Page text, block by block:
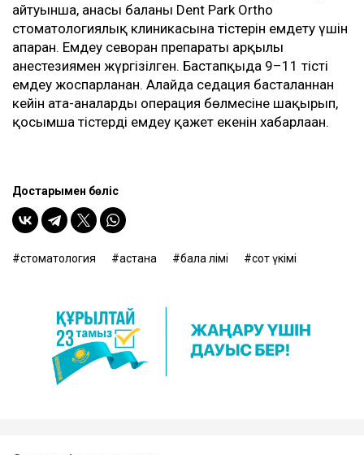
айтуынша, анасы баланы Dent Park Ortho
стоматологиялық клиникасына тістерін емдету үшін
апарған. Емдеу севоран препараты арқылы
анестезиямен жүргізілген. Бастапқыда 9–11 тісті
емдеу жоспарланған. Алайда седация басталғаннан
кейін ата-аналарды операция бөлмесіне шақырып,
қосымша тістерді емдеу қажет екенін хабарлаған.
Достарыңмен бөліс
стоматология астана бала өлімі сот үкімі